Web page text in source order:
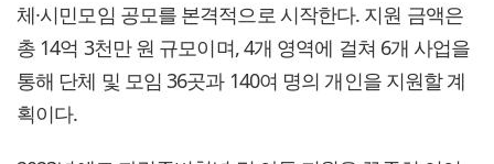
체·시민모임 공모를 본격적으로 시작한다. 지원 금액은
총 14억 3천만 원 규모이며, 4개 영역에 걸쳐 6개 사업을
통해 단체 및 모임 36곳과 140여 명의 개인을 지원할 계
획이다.